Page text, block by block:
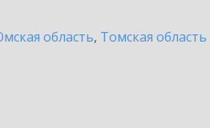
область, Томская область